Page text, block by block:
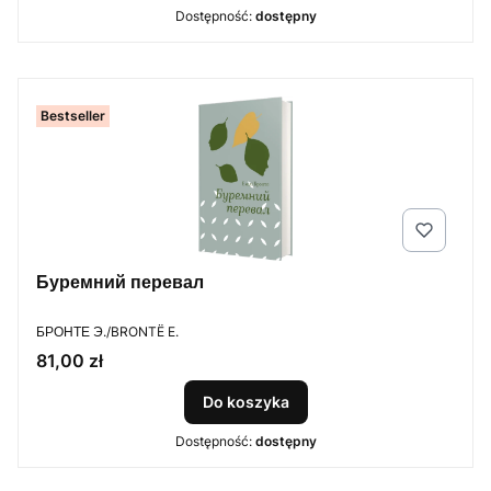
Dostępność: dostępny
Bestseller
Буремний перевал
PRODUCENT
БРОНТЕ Э./BRONTË E.
Cena
81,00 zł
Do koszyka
Dostępność: dostępny